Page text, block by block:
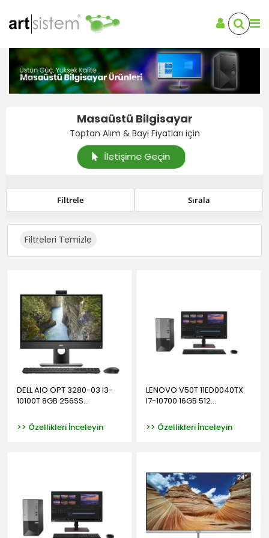
Masaüstü Bilgisayar
Toptan Alım & Bayi Fiyatları için
İletişime Geçin
Filtrele Sırala
Filtreleri Temizle
DELL AIO OPT 3280-03 I3-
10100T 8GB 256SS...
>> Özellikleri İnceleyin
LENOVO V50T 11ED0040TX
I7-10700 16GB 512...
>> Özellikleri İnceleyin